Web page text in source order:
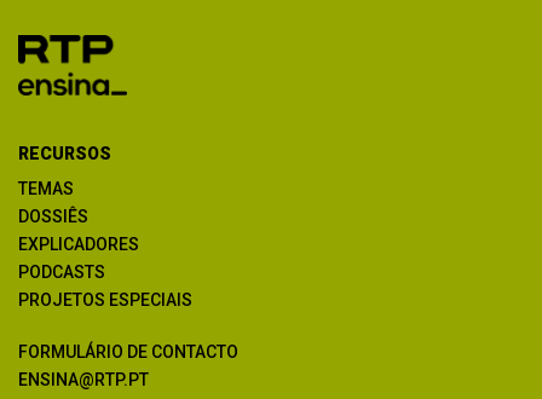
RECURSOS
TEMAS
DOSSIÊS
EXPLICADORES
PODCASTS
PROJETOS ESPECIAIS
FORMULÁRIO DE CONTACTO
ENSINA@RTP.PT